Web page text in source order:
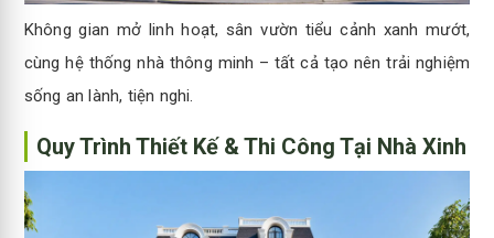
Không gian mở linh hoạt, sân vườn tiểu cảnh xanh mướt,
cùng hệ thống nhà thông minh – tất cả tạo nên trải nghiệm
sống an lành, tiện nghi.
Quy Trình Thiết Kế & Thi Công Tại Nhà Xinh